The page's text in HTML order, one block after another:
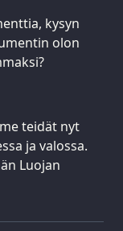
kysyn
olon
teidät nyt
ja valossa.
Luojan